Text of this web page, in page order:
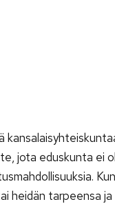
jota eduskunta ei
Kun
heidän tarpeensa ja